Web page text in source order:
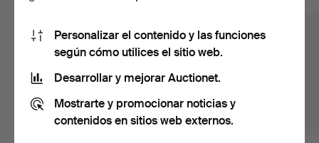
Personalizar el contenido y las funciones
según cómo utilices el sitio web.
Desarrollar y mejorar Auctionet.
Mostrarte y promocionar noticias y
contenidos en sitios web externos.